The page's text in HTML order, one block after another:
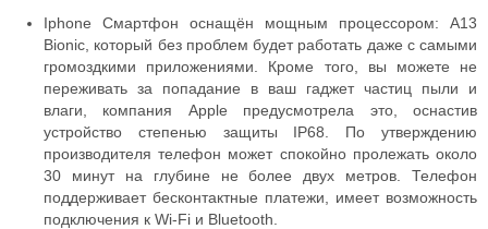
Iphone Смартфон оснащён мощным процессором: A13
Bionic, который без проблем будет работать даже с самыми
громоздкими приложениями. Кроме того, вы можете не
переживать за попадание в ваш гаджет частиц пыли и
влаги, компания Apple предусмотрела это, оснастив
устройство степенью защиты IP68. По утверждению
производителя телефон может спокойно пролежать около
30 минут на глубине не более двух метров. Телефон
поддерживает бесконтактные платежи, имеет возможность
подключения к Wi-Fi и Bluetooth.